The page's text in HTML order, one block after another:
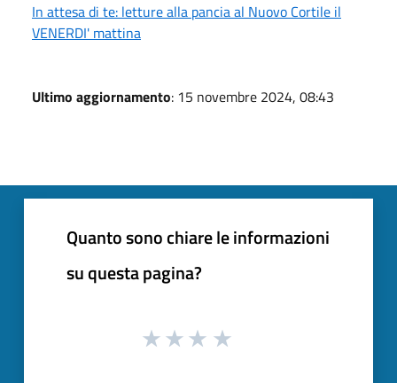
In attesa di te: letture alla pancia al Nuovo Cortile il
VENERDI' mattina
Ultimo aggiornamento: 15 novembre 2024, 08:43
Quanto sono chiare le informazioni
su questa pagina?